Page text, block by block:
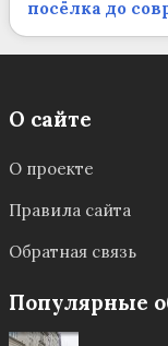
посёлка до
О сайте
О проекте
Правила сайта
Обратная связь
Популярные